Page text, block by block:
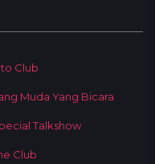
Club
Muda Yang Bicara
Talkshow
Club